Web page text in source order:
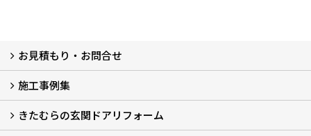
お見積もり・お問合せ
LINEで概算見積もり
チャットで質問
問い合わせフォームから
オンライン相談
電話で相談
無料現地調査をご希望の方
施工事例集
玄関ドアリフォーム
玄関引戸リフォーム
勝手口ドアリフォーム
窓リフォーム
きたむらの玄関ドアリフォーム